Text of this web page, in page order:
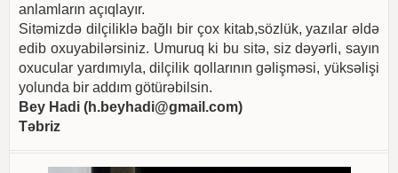
anlamların açıqlayır.
Sitəmizdə dilçiliklə bağlı bir çox kitab,sözlük, yazılar əldə
edib oxuyabilərsiniz. Umuruq ki bu sitə, siz dəyərli, sayın
oxucular yardımıyla, dilçilik qollarının gəlişməsi, yüksəlişi
yolunda bir addım götürəbilsin.
Bey Hadi (h.beyhadi@gmail.com)
Təbriz